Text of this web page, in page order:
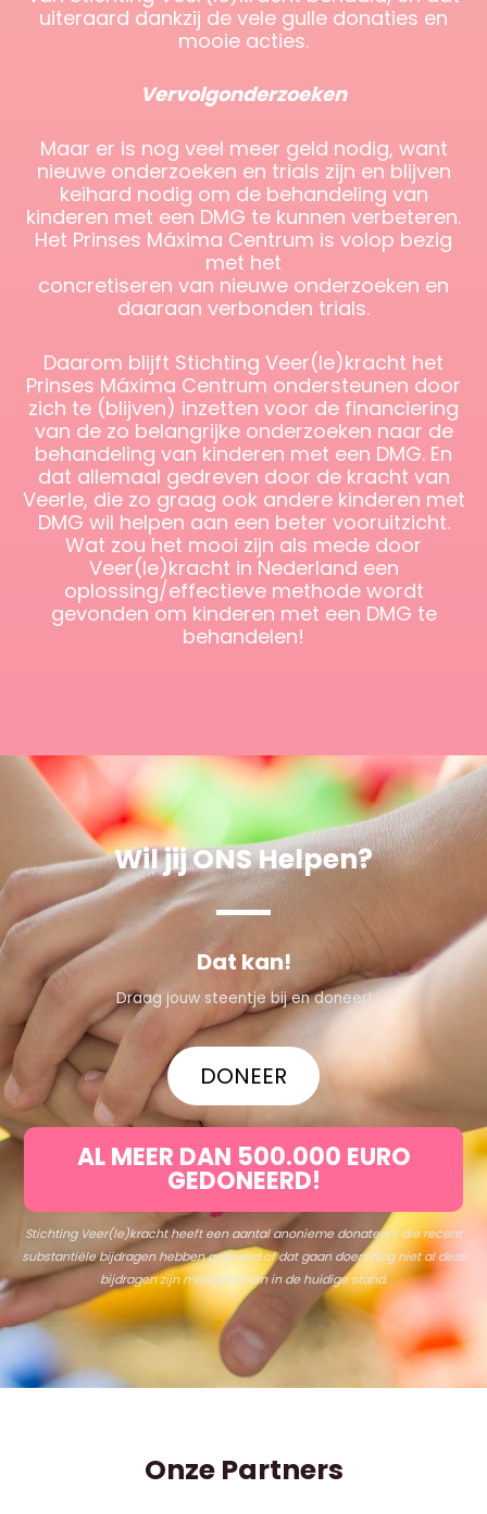
uiteraard dankzij de vele gulle donaties en
mooie acties.
Vervolgonderzoeken
Maar er is nog veel meer geld nodig, want
nieuwe onderzoeken en trials zijn en blijven
keihard nodig om de behandeling van
kinderen met een DMG te kunnen verbeteren.
Het Prinses Máxima Centrum is volop bezig
met het
concretiseren van nieuwe onderzoeken en
daaraan verbonden trials.
Daarom blijft Stichting Veer(le)kracht het
Prinses Máxima Centrum ondersteunen door
zich te (blijven) inzetten voor de financiering
van de zo belangrijke onderzoeken naar de
behandeling van kinderen met een DMG. En
dat allemaal gedreven door de kracht van
Veerle, die zo graag ook andere kinderen met
DMG wil helpen aan een beter vooruitzicht.
Wat zou het mooi zijn als mede door
Veer(le)kracht in Nederland een
oplossing/effectieve methode wordt
gevonden om kinderen met een DMG te
behandelen!
Wil jij ONS Helpen?
Dat kan!
Draag jouw steentje bij en doneer!
DONEER
AL MEER DAN 500.000 EURO
GEDONEERD!
Stichting Veer(le)kracht heeft een aantal anonieme donateurs die recent
substantiële bijdragen hebbengeleverdof dat gaan doen. Nog niet al deze
bijdragen zijn meegenomen in de huidige stand.
Onze Partners